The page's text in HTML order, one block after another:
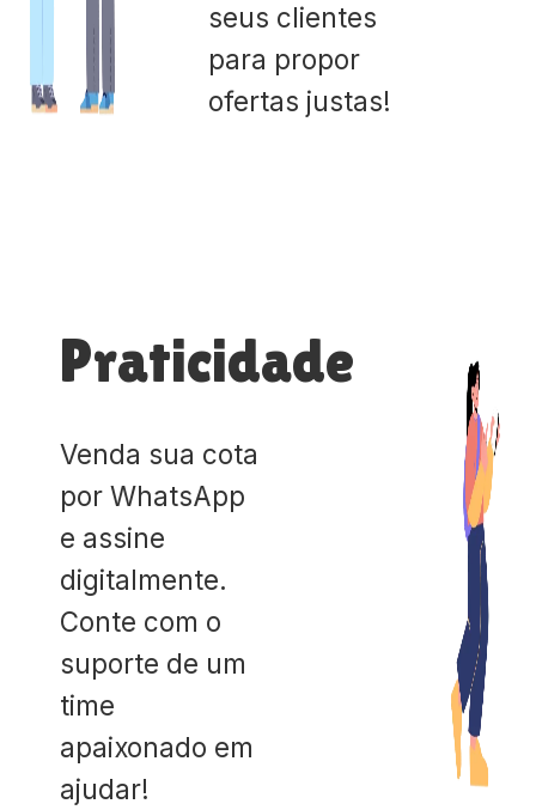
seus clientes
para propor
ofertas justas!
Praticidade
Venda sua cota
por WhatsApp
e assine
digitalmente.
Conte com o
suporte de um
time
apaixonado em
ajudar!